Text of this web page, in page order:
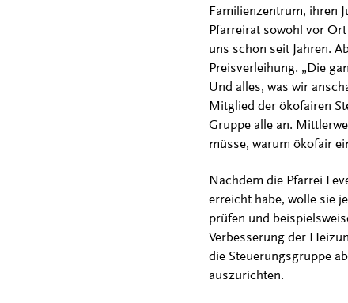
Familienzentrum, ihren
Pfarreirat sowohl vor
uns schon seit Jahren.
Preisverleihung. „Die
Und alles, was wir
Mitglied der ökofairen
Gruppe alle an.
müsse, warum ökofair
Nachdem die Pfarrei
erreicht habe, wolle sie
prüfen und
Verbesserung der
die Steuerungsgruppe
auszurichten.